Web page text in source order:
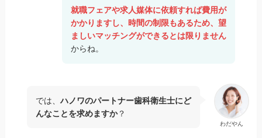
就職フェアや求人媒体に依頼すれば費用が
かかりますし、時間の制限もあるため、望
ましいマッチングができるとは限りません
からね。
わだやん
では、ハノワのパートナー歯科衛生士にど
んなことを求めますか？